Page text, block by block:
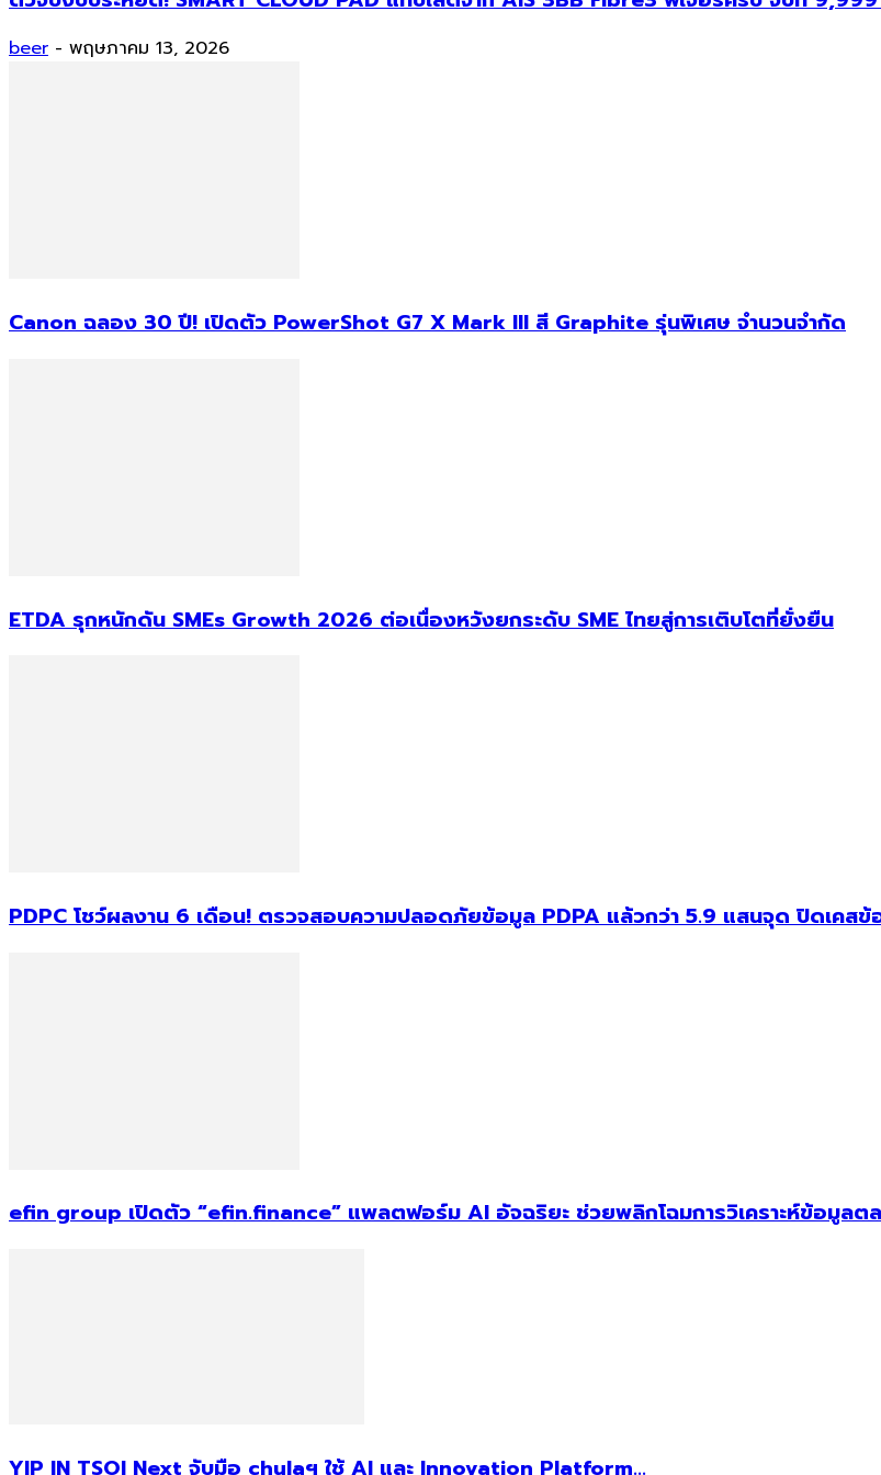
beer - พฤษภาคม 13, 2026
Canon ฉลอง 30 ปี! เปิดตัว PowerShot G7 X Mark III สี Graphite รุ่นพิเศษ จำนวนจำกัด
ETDA รุกหนักดัน SMEs Growth 2026 ต่อเนื่องหวังยกระดับ SME ไทยสู่การเติบโตที่ยั่งยืน
PDPC โชว์ผลงาน 6 เดือน! ตรวจสอบความปลอดภัยข้อมูล PDPA แล้วกว่า 5.9 แสนจุด ปิดเคสข้
efin group เปิดตัว “efin.finance” แพลตฟอร์ม AI อัจฉริยะ ช่วยพลิกโฉมการวิเคราะห์ข้อมูลต
YIP IN TSOI Next จับมือ chulaฯ ใช้ AI และ Innovation Platform...